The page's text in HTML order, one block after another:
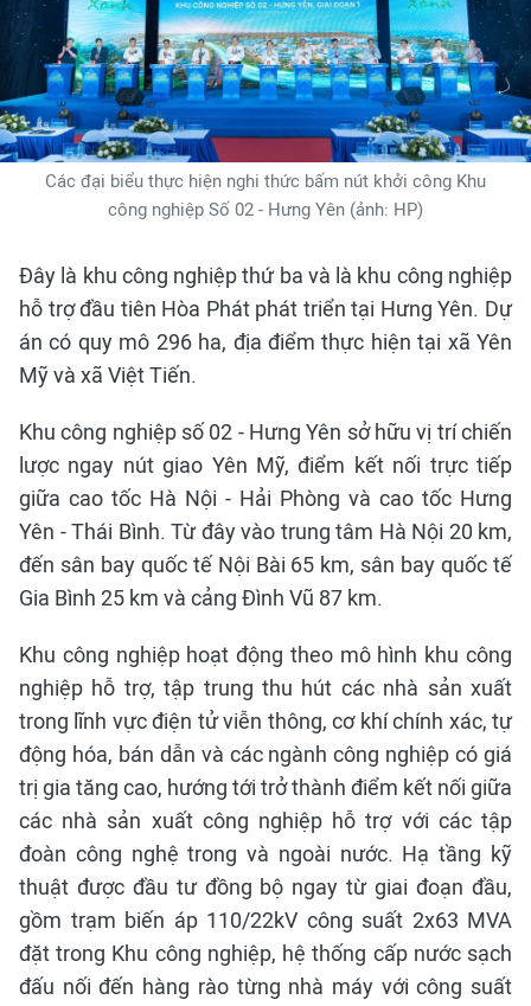
Các đại biểu thực hiện nghi thức bấm nút khởi công Khu
công nghiệp Số 02 - Hưng Yên (ảnh: HP)
Đây là khu công nghiệp thứ ba và là khu công nghiệp
hỗ trợ đầu tiên Hòa Phát phát triển tại Hưng Yên. Dự
án có quy mô 296 ha, địa điểm thực hiện tại xã Yên
Mỹ và xã Việt Tiến.
Khu công nghiệp số 02 - Hưng Yên sở hữu vị trí chiến
lược ngay nút giao Yên Mỹ, điểm kết nối trực tiếp
giữa cao tốc Hà Nội - Hải Phòng và cao tốc Hưng
Yên - Thái Bình. Từ đây vào trung tâm Hà Nội 20 km,
đến sân bay quốc tế Nội Bài 65 km, sân bay quốc tế
Gia Bình 25 km và cảng Đình Vũ 87 km.
Khu công nghiệp hoạt động theo mô hình khu công
nghiệp hỗ trợ, tập trung thu hút các nhà sản xuất
trong lĩnh vực điện tử viễn thông, cơ khí chính xác, tự
động hóa, bán dẫn và các ngành công nghiệp có giá
trị gia tăng cao, hướng tới trở thành điểm kết nối giữa
các nhà sản xuất công nghiệp hỗ trợ với các tập
đoàn công nghệ trong và ngoài nước. Hạ tầng kỹ
thuật được đầu tư đồng bộ ngay từ giai đoạn đầu,
gồm trạm biến áp 110/22kV công suất 2x63 MVA
đặt trong Khu công nghiệp, hệ thống cấp nước sạch
đấu nối đến hàng rào từng nhà máy với công suất